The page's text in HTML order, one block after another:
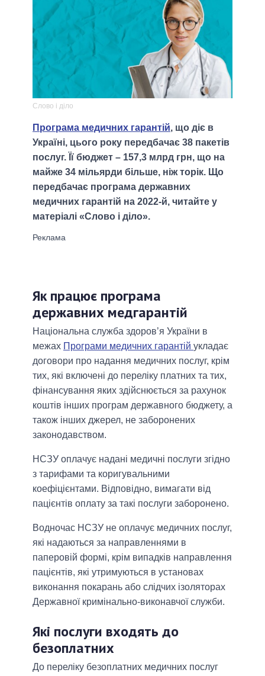
Слово і діло
Програма медичних гарантій, що діє в
Україні, цього року передбачає 38 пакетів
послуг. Її бюджет – 157,3 млрд грн, що на
майже 34 мільярди більше, ніж торік. Що
передбачає програма державних
медичних гарантій на 2022-й, читайте у
матеріалі «Слово і діло».
Як працює програма
державних медгарантій
Національна служба здоров’я України в
межах Програми медичних гарантій укладає
договори про надання медичних послуг, крім
тих, які включені до переліку платних та тих,
фінансування яких здійснюється за рахунок
коштів інших програм державного бюджету, а
також інших джерел, не заборонених
законодавством.
НСЗУ оплачує надані медичні послуги згідно
з тарифами та коригувальними
коефіцієнтами. Відповідно, вимагати від
пацієнтів оплату за такі послуги заборонено.
Водночас НСЗУ не оплачує медичних послуг,
які надаються за направленнями в
паперовій формі, крім випадків направлення
пацієнтів, які утримуються в установах
виконання покарань або слідчих ізоляторах
Державної кримінально-виконавчої служби.
Які послуги входять до
безоплатних
До переліку безоплатних медичних послуг